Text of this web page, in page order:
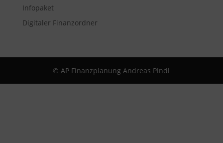
Infopaket
Digitaler Finanzordner
© AP Finanzplanung Andreas Pindl